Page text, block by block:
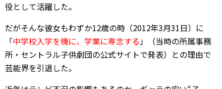
役として活躍した。
だがそんな彼女もわずか12歳の時（2012年3月31日）に
「中学校入学を機に、学業に専念する」（当時の所属事務
所・セントラル子供劇団の公式サイトで発表）との理由で
芸能界を引退した。